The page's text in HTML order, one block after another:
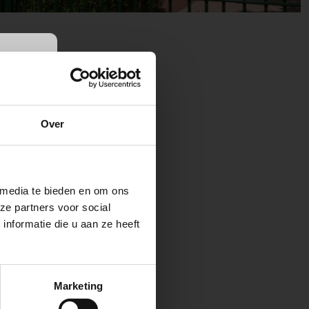
Over
te bieden en om ons
partners voor social
die u aan ze heeft
Marketing
extra
woning met een
en de
van Woningtype
Wonen
na